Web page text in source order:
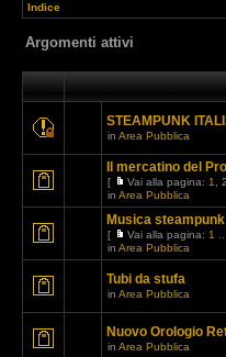
Indice
Argomenti attivi
STEAMPUNK
in Area Pubblica
Il mercatino del
[ Vai alla pagina: 1 2
in Area Pubblica
Musica steampunk
[ Vai alla pagina: 1
in Area Pubblica
Tubi da stufa
in Area Pubblica
Nuovo Orologio
in Area Pubblica